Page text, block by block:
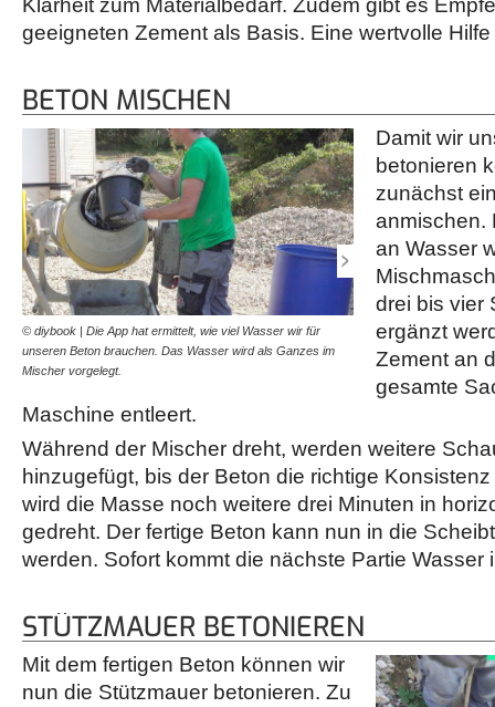
Klarheit zum Materialbedarf. Zudem gibt es
geeigneten Zement als Basis. Eine wertvolle
BETON MISCHEN
© diybook | Die App hat ermittelt, wie viel Wasser wir für
unseren Beton brauchen. Das Wasser wird als Ganzes im
Mischer vorgelegt.
© diybook | Der Mischer
folgen drei bis vier
kurzem Mischen wird
Damit wir
betonieren
zunächst
anmischen.
an Wasser
drei bis vier
ergänzt
Zement an
gesamte
Maschine entleert.
Während der Mischer dreht, werden weitere
hinzugefügt, bis der Beton die richtige
wird die Masse noch weitere drei Minuten in
gedreht. Der fertige Beton kann nun in die
werden. Sofort kommt die nächste Partie Wasser
STÜTZMAUER BETONIEREN
Mit dem fertigen Beton können wir
nun die Stützmauer betonieren. Zu